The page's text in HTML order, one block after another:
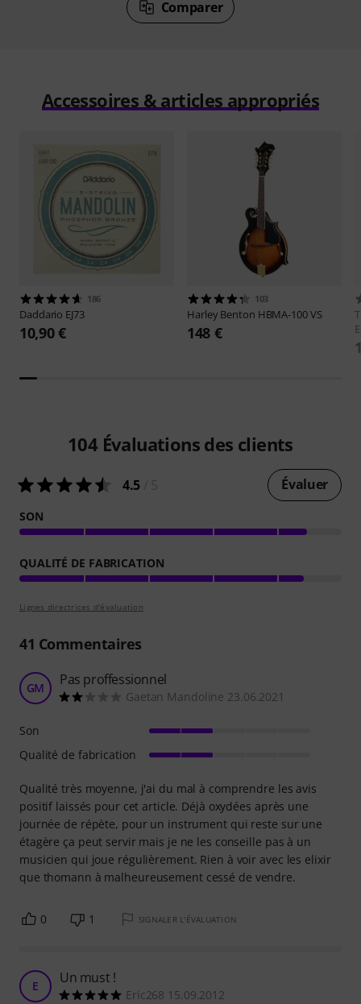
Comparer
Accessoires & articles appropriés
186
Daddario EJ73
10,90 €
103
Harley Benton HBMA-100 VS
148 €
104 Évaluations des clients
4.5 Évaluer
SON
QUALITÉ DE FABRICATION
Lignes directrices d'évaluation
41 Commentaires
GM Pas proffessionnel
Gaetan Mandoline 23.06.2021
Qualité très moyenne, j'ai du mal à comprendre les avis
positif laissés pour cet article. Déjà oxydées après une
journée de répète, pour un instrument qui reste sur une
étagère ça peut servir mais je ne les conseille pas à un
musicien qui joue régulièrement. Rien à voir avec les elixir
que thomann à malheureusement cessé de vendre.
Son
Qualité de fabrication
0 1 SIGNALER L'ÉVALUATION
E Un must !
Eric268 15.09.2012